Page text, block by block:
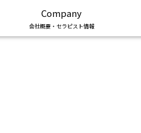
Company
会社概要・セラピスト情報